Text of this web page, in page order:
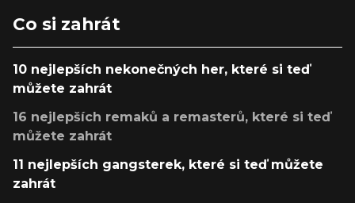
Co si zahrát
10 nejlepších nekonečných her, které si teď
můžete zahrát
16 nejlepších remaků a remasterů, které si teď
můžete zahrát
11 nejlepších gangsterek, které si teď můžete
zahrát